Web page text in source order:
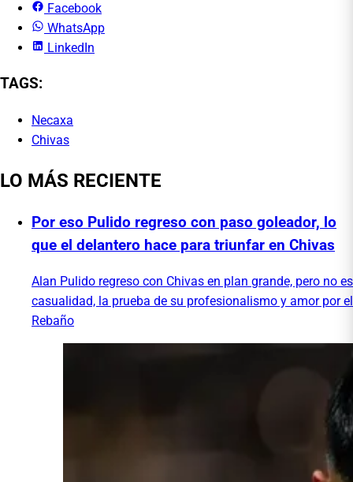
Facebook
WhatsApp
LinkedIn
TAGS:
Necaxa
Chivas
LO MÁS RECIENTE
Por eso Pulido regreso con paso goleador, lo
que el delantero hace para triunfar en Chivas
Alan Pulido regreso con Chivas en plan grande, pero no es
casualidad, la prueba de su profesionalismo y amor por el
Rebaño